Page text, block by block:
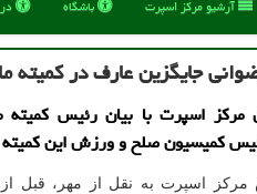
آرشیو مركز اسپرت باشگاه
جایگزین عارف در كمیته
اسپرت با بیان رئیس كمیته
كمیسیون صلح و ورزش این
مركز اسپرت به نقل از مهر، قبل